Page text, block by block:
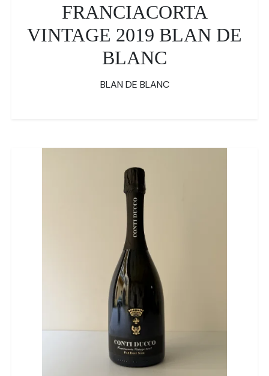
FRANCIACORTA
VINTAGE 2019 BLAN DE
BLANC
BLAN DE BLANC